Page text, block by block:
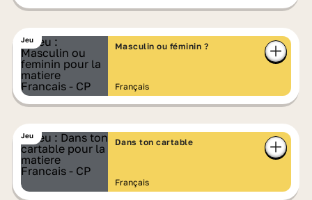
Jeu
Masculin ou féminin ?
Français
Jeu
Dans ton cartable
Français